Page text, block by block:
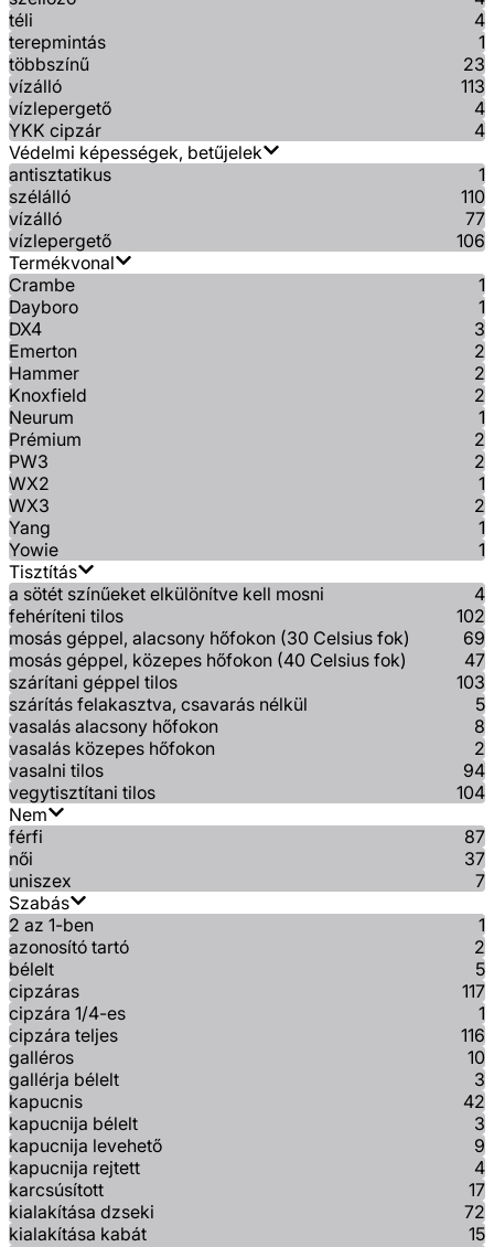
téli
4
terepmintás
1
többszínű
23
vízálló
113
vízlepergető
4
YKK cipzár
4
Védelmi képességek, betűjelek
antisztatikus
1
szélálló
110
vízálló
77
vízlepergető
106
Termékvonal
Crambe
1
Dayboro
1
DX4
3
Emerton
2
Hammer
2
Knoxfield
2
Neurum
1
Prémium
2
PW3
2
WX2
1
WX3
2
Yang
1
Yowie
1
Tisztítás
a sötét színűeket elkülönítve kell mosni
4
fehéríteni tilos
102
mosás géppel, alacsony hőfokon (30 Celsius fok)
69
mosás géppel, közepes hőfokon (40 Celsius fok)
47
szárítani géppel tilos
103
szárítás felakasztva, csavarás nélkül
5
vasalás alacsony hőfokon
8
vasalás közepes hőfokon
2
vasalni tilos
94
vegytisztítani tilos
104
Nem
férfi
87
női
37
uniszex
7
Szabás
2 az 1-ben
1
azonosító tartó
2
bélelt
5
cipzáras
117
cipzára 1/4-es
1
cipzára teljes
116
galléros
10
gallérja bélelt
3
kapucnis
42
kapucnija bélelt
3
kapucnija levehető
9
kapucnija rejtett
4
karcsúsított
17
kialakítása dzseki
72
kialakítása kabát
15